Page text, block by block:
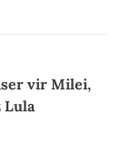
vir Milei,
Lula